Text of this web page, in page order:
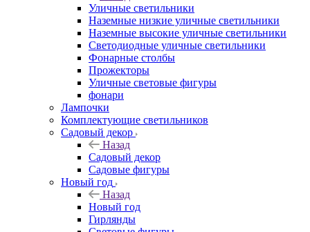
Уличные светильники
Наземные низкие уличные светильники
Наземные высокие уличные светильники
Светодиодные уличные светильники
Фонарные столбы
Прожекторы
Уличные световые фигуры
фонари
Лампочки
Комплектующие светильников
Садовый декор
Назад
Садовый декор
Садовые фигуры
Новый год
Назад
Новый год
Гирлянды